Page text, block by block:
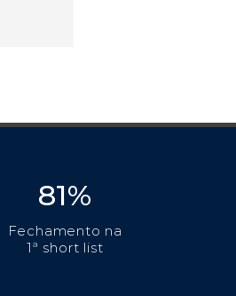
81%
Fechamento na
1ª short list